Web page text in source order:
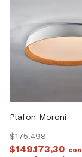
Plafon Moroni
$175.498
$149.173,30 con